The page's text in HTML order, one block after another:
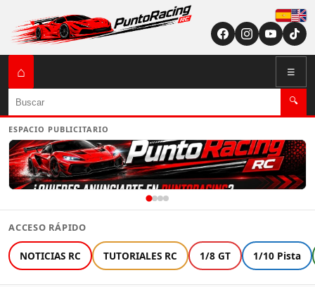
English (US /
⌂ ☰
Buscar 🔍
ESPACIO PUBLICITARIO
ACCESO RÁPIDO
NOTICIAS RC TUTORIALES RC 1/8 GT 1/10 Pista